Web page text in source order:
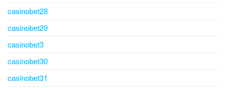
casinobet28
casinobet29
casinobet3
casinobet30
casinobet31